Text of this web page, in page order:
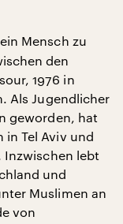
Mensch zu
den
1976 in
Als Jugendlicher
geworden, hat
Tel Aviv und
Inzwischen lebt
und
Muslimen an
von